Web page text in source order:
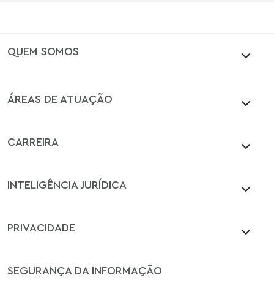
QUEM SOMOS
ÁREAS DE ATUAÇÃO
CARREIRA
INTELIGÊNCIA JURÍDICA
PRIVACIDADE
SEGURANÇA DA INFORMAÇÃO